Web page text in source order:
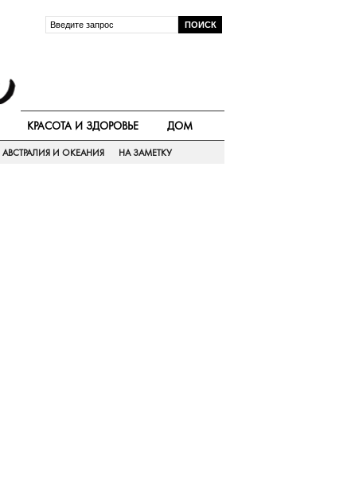
КРАСОТА И ЗДОРОВЬЕ ДОМ
АВСТРАЛИЯ И ОКЕАНИЯ НА ЗАМЕТКУ